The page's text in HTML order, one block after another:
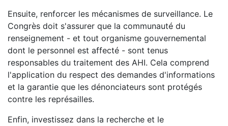
Ensuite, renforcer les mécanismes de surveillance. Le
Congrès doit s'assurer que la communauté du
renseignement - et tout organisme gouvernemental
dont le personnel est affecté - sont tenus
responsables du traitement des AHI. Cela comprend
l'application du respect des demandes d'informations
et la garantie que les dénonciateurs sont protégés
contre les représailles.
Enfin, investissez dans la recherche et le